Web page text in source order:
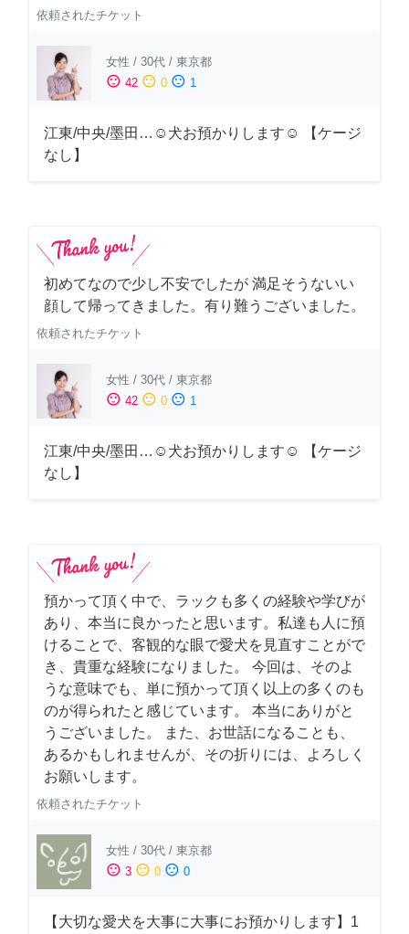
依頼されたチケット
女性 / 30代 / 東京都
sentiment_satisfied 42 sentiment_neutral 0 sentiment_dissatisfied 1
江東/中央/墨田…☺︎犬お預かりします☺︎ 【ケージ
なし】
初めてなので少し不安でしたが 満足そうないい
顔して帰ってきました。有り難うございました。
依頼されたチケット
女性 / 30代 / 東京都
sentiment_satisfied 42 sentiment_neutral 0 sentiment_dissatisfied 1
江東/中央/墨田…☺︎犬お預かりします☺︎ 【ケージ
なし】
預かって頂く中で、ラックも多くの経験や学びが
あり、本当に良かったと思います。私達も人に預
けることで、客観的な眼で愛犬を見直すことがで
き、貴重な経験になりました。 今回は、そのよ
うな意味でも、単に預かって頂く以上の多くのも
のが得られたと感じています。 本当にありがと
うございました。 また、お世話になることも、
あるかもしれませんが、その折りには、よろしく
お願いします。
依頼されたチケット
女性 / 30代 / 東京都
sentiment_satisfied 3 sentiment_neutral 0 sentiment_dissatisfied 0
【大切な愛犬を大事に大事にお預かりします】1